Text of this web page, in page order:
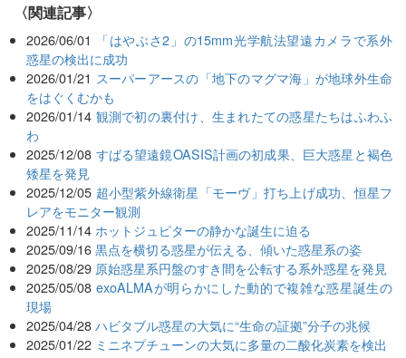
関連記事
2026/06/01
「はやぶさ2」の15mm光学航法望遠カメラで系外
惑星の検出に成功
2026/01/21 スーパーアースの「地下のマグマ海」が地球外生命
をはぐくむかも
2026/01/14 観測で初の裏付け、生まれたての惑星たちはふわふ
わ
2025/12/08 すばる望遠鏡OASIS計画の初成果、巨大惑星と褐色
矮星を発見
2025/12/05 超小型紫外線衛星「モーヴ」打ち上げ成功、恒星フ
レアをモニター観測
2025/11/14 ホットジュピターの静かな誕生に迫る
2025/09/16 黒点を横切る惑星が伝える、傾いた惑星系の姿
2025/08/29 原始惑星系円盤のすき間を公転する系外惑星を発見
2025/05/08 exoALMAが明らかにした動的で複雑な惑星誕生の
現場
2025/04/28 ハビタブル惑星の大気に“生命の証拠”分子の兆候
2025/01/22 ミニネプチューンの大気に多量の二酸化炭素を検出